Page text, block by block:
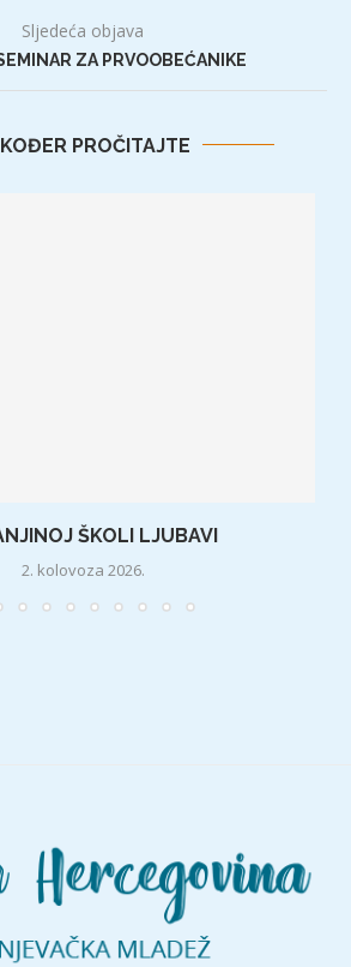
Sljedeća objava
ZA PRVOOBEĆANIKE
PROČITAJTE
ŠKOLI LJUBAVI
2. kolovoza 2026.